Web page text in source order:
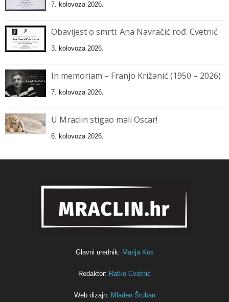
7. kolovoza 2026.
Obavijest o smrti: Ana Navračić rođ. Cvetnić
3. kolovoza 2026.
In memoriam – Franjo Križanić (1950 – 2026)
7. kolovoza 2026.
U Mraclin stigao mali Oscar!
6. kolovoza 2026.
Glavni urednik: Matija Kos
Redaktor: Ratko Cvetnić
Web dizajn: Mladen Štuban